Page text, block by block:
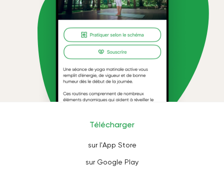
Télécharger
sur l'App Store
sur Google Play